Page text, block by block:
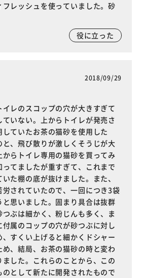
レッシュを使っていました。砂
役に立った
2018/09/29
レのスコップの穴が大きすぎて
いない。上からトイレが発売さ
ていたお茶の猫砂を使用した
、飛び散りが激しくそうじが大
らトイレ専用の猫砂を買ってみ
てましたが重すぎて、これまで
た棚の底が抜けました。また、
されていたので、一回につき3袋
と思いました。固まり具合は抜群
ぶは細かく、粉じんも多く、ま
属のコップの穴が砂つぶに対し
すくい上げると細かくドシャー
、結局、お茶の猫砂の時と変わ
した。これらのことから、この
として新たに開発されたもので